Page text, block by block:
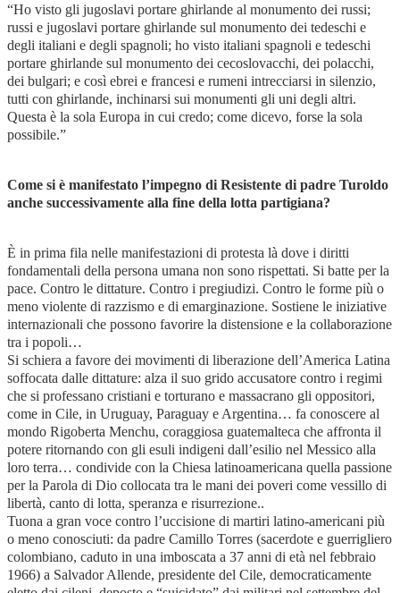
“Ho visto gli jugoslavi portare ghirlande al monumento dei russi;
russi e jugoslavi portare ghirlande sul monumento dei tedeschi e
degli italiani e degli spagnoli; ho visto italiani spagnoli e tedeschi
portare ghirlande sul monumento dei cecoslovacchi, dei polacchi,
dei bulgari; e così ebrei e francesi e rumeni intrecciarsi in silenzio,
tutti con ghirlande, inchinarsi sui monumenti gli uni degli altri.
Questa è la sola Europa in cui credo; come dicevo, forse la sola
possibile.”
Come si è manifestato l’impegno di Resistente di padre Turoldo
anche successivamente alla fine della lotta partigiana?
È in prima fila nelle manifestazioni di protesta là dove i diritti
fondamentali della persona umana non sono rispettati. Si batte per la
pace. Contro le dittature. Contro i pregiudizi. Contro le forme più o
meno violente di razzismo e di emarginazione. Sostiene le iniziative
internazionali che possono favorire la distensione e la collaborazione
tra i popoli…
Si schiera a favore dei movimenti di liberazione dell’America Latina
soffocata dalle dittature: alza il suo grido accusatore contro i regimi
che si professano cristiani e torturano e massacrano gli oppositori,
come in Cile, in Uruguay, Paraguay e Argentina… fa conoscere al
mondo Rigoberta Menchu, coraggiosa guatemalteca che affronta il
potere ritornando con gli esuli indigeni dall’esilio nel Messico alla
loro terra… condivide con la Chiesa latinoamericana quella passione
per la Parola di Dio collocata tra le mani dei poveri come vessillo di
libertà, canto di lotta, speranza e risurrezione..
Tuona a gran voce contro l’uccisione di martiri latino-americani più
o meno conosciuti: da padre Camillo Torres (sacerdote e guerrigliero
colombiano, caduto in una imboscata a 37 anni di età nel febbraio
1966) a Salvador Allende, presidente del Cile, democraticamente